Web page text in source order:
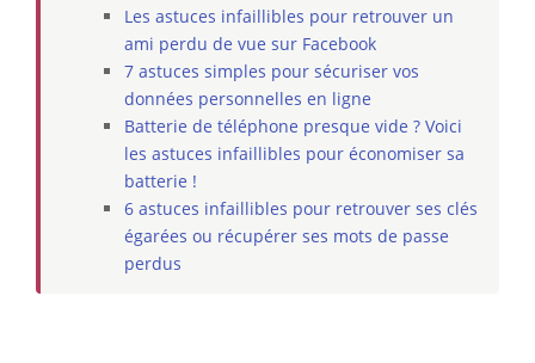
Les astuces infaillibles pour retrouver un
ami perdu de vue sur Facebook
7 astuces simples pour sécuriser vos
données personnelles en ligne
Batterie de téléphone presque vide ? Voici
les astuces infaillibles pour économiser sa
batterie !
6 astuces infaillibles pour retrouver ses clés
égarées ou récupérer ses mots de passe
perdus